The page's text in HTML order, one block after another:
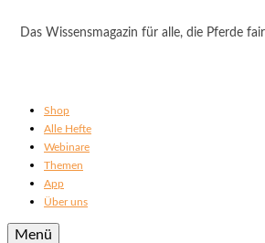
Das Wissensmagazin für alle, die Pferde
Shop
Alle Hefte
Webinare
Themen
App
Über uns
Menü